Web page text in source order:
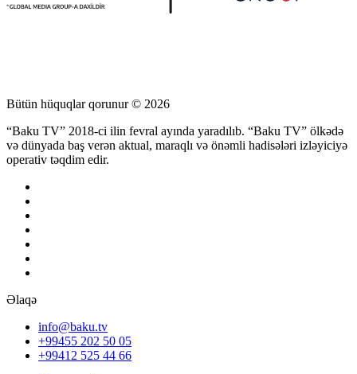
Bütün hüquqlar qorunur © 2026
“Baku TV” 2018-ci ilin fevral ayında yaradılıb. “Baku TV” ölkədə
və dünyada baş verən aktual, maraqlı və önəmli hadisələri izləyiciyə
operativ təqdim edir.
Əlaqə
info@baku.tv
+99455 202 50 05
+99412 525 44 66